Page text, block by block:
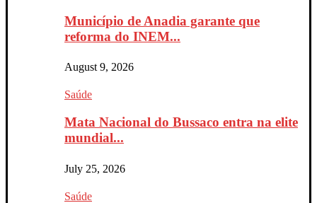
Município de Anadia garante que
reforma do INEM...
August 9, 2026
Saúde
Mata Nacional do Bussaco entra na elite
mundial...
July 25, 2026
Saúde